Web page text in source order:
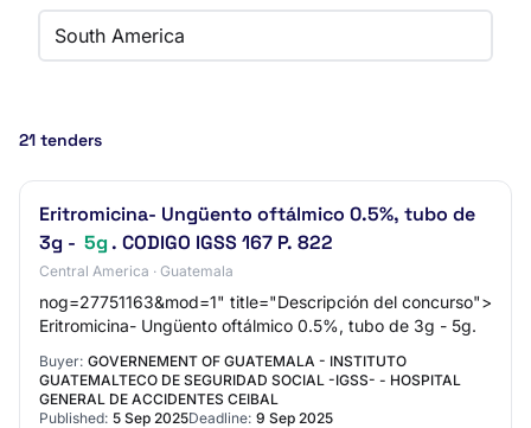
South America
21 tenders
Eritromicina- Ungüento oftálmico 0.5%, tubo de
3g - 5g . CODIGO IGSS 167 P. 822
Central America · Guatemala
nog=27751163&mod=1" title="Descripción del concurso">
Eritromicina- Ungüento oftálmico 0.5%, tubo de 3g - 5g.
Buyer: GOVERNEMENT OF GUATEMALA - INSTITUTO
GUATEMALTECO DE SEGURIDAD SOCIAL -IGSS- - HOSPITAL
GENERAL DE ACCIDENTES CEIBAL
Published: 5 Sep 2025Deadline: 9 Sep 2025